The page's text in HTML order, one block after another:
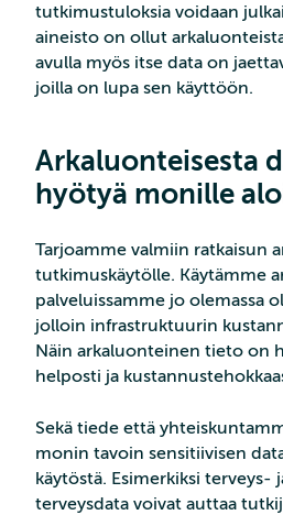
tutkimustuloksia voidaan
aineisto on ollut
avulla myös itse data on
joilla on lupa sen käyttöön.
Arkaluonteisesta
hyötyä monille
Tarjoamme valmiin ratkaisun
tutkimuskäytölle. Käytämme
palveluissamme jo olemassa
jolloin infrastruktuurin
Näin arkaluonteinen tieto on
helposti ja
Sekä tiede että
monin tavoin sensitiivisen
käytöstä. Esimerkiksi terveys-
terveysdata voivat auttaa